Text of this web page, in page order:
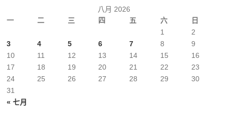
八月 2026
一
二 三 四 五 六 日
« 七月
1
2
3
4 5 6 7 8
9
10
11 12 13 14 15
16
17
18 19 20 21 22
23
24
25 26 27 28 29
30
31